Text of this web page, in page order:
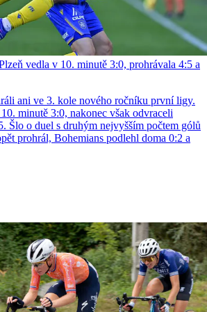
vedla v 10. minutě 3:0, prohrávala 4:5 a
ani ve 3. kole nového ročníku první ligy.
minutě 3:0, nakonec však odvraceli
Šlo o duel s druhým nejvyšším počtem gólů
prohrál, Bohemians podlehl doma 0:2 a